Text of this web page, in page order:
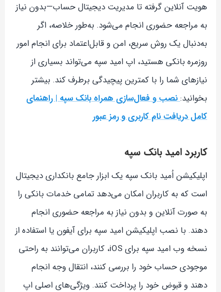
هویت آنلاین گرفته تا مدیریت دیجیتال حساب—بدون نیاز
به مراجعه حضوری انجام می‌شود. به‌طور خلاصه، اگر
به‌دنبال یک روش سریع، امن و قابل‌اعتماد برای انجام امور
روزمره بانکی هستید، اپ امید سپه می‌تواند بسیاری از
نیازهای شما را با کمترین پیچیدگی برطرف کند. بیشتر
بخوانید:نصب و فعال‌سازی همراه بانک سپه | راهنمای
کامل دریافت نام کاربری و رمز عبور
کاربرد امید بانک سپه
اپلیکیشن اُمید بانک سپه یک ابزار جامع بانکداری دیجیتال
است که به کاربران امکان می‌دهد تمامی خدمات بانکی را
به صورت آنلاین و بدون نیاز به مراجعه حضوری انجام
دهند. با نصب اپلیکیشن امید سپه برای آیفون یا استفاده از
نسخه وب امید سپه برای iOS، کاربران می‌توانند به راحتی
موجودی حساب خود را بررسی کنند، انتقال وجه انجام
دهند و قبوض خود را پرداخت کنند. ویژگی‌های اصلی اپ